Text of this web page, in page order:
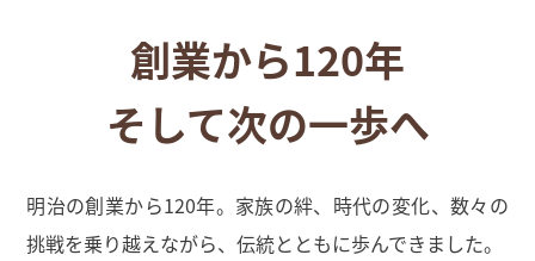
創業から120年
そして次の一歩へ
明治の創業から120年。家族の絆、時代の変化、数々の
挑戦を乗り越えながら、伝統とともに歩んできました。